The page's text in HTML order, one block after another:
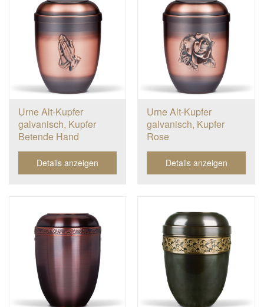
Urne Alt-Kupfer
galvanisch, Kupfer
Betende Hand
Details anzeigen
Urne Alt-Kupfer
galvanisch, Kupfer
Rose
Details anzeigen